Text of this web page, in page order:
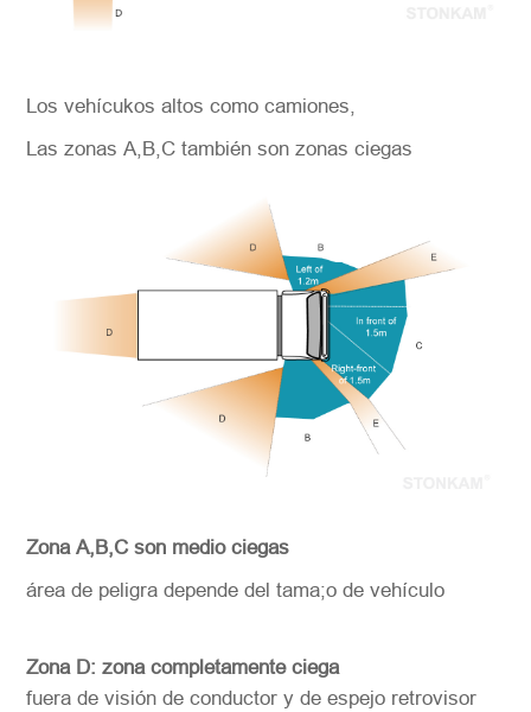
Los vehícukos altos como camiones,
Las zonas A,B,C también son zonas ciegas
Zona A,B,C son medio ciegas
área de peligra depende del tama;o de vehículo
Zona D: zona completamente ciega
fuera de visión de conductor y de espejo retrovisor